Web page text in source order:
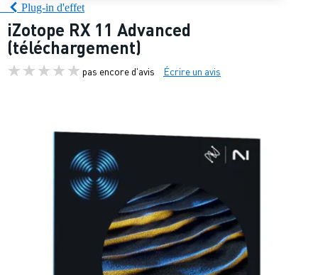
Plug-in d'effet
iZotope RX 11 Advanced
(téléchargement)
pas encore d'avis Écrire un avis